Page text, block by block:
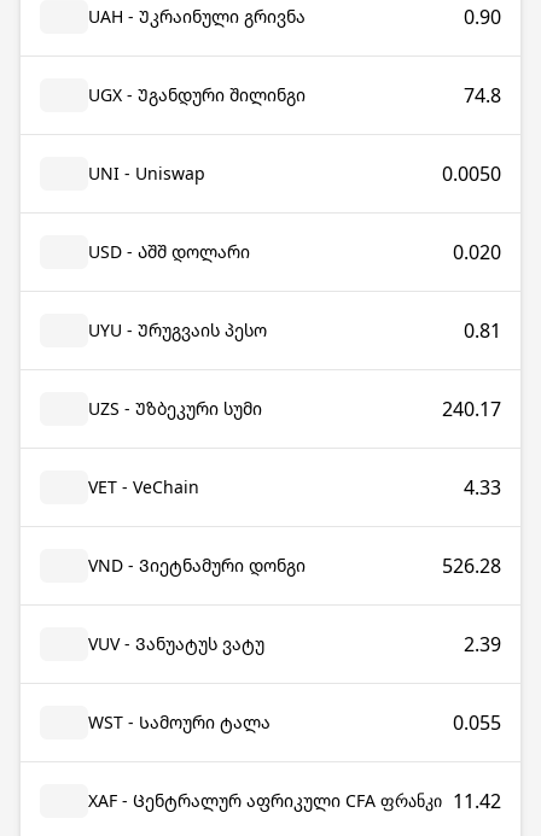
UAH - Უკრაინული გრივნა 0.90
UGX - Უგანდური შილინგი 74.8
UNI - Uniswap 0.0050
USD - Აშშ დოლარი 0.020
UYU - Ურუგვაის პესო 0.81
UZS - Უზბეკური სუმი 240.17
VET - VeChain 4.33
VND - Ვიეტნამური დონგი 526.28
VUV - Ვანუატუს ვატუ 2.39
WST - Სამოური ტალა 0.055
XAF - Ცენტრალურ აფრიკული CFA ფრანკი 11.42